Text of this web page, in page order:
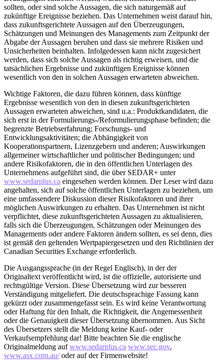
sollten, oder sind solche Aussagen, die sich naturgemäß auf
zukünftige Ereignisse beziehen. Das Unternehmen weist darauf hin,
dass zukunftsgerichtete Aussagen auf den Überzeugungen,
Schätzungen und Meinungen des Managements zum Zeitpunkt der
Abgabe der Aussagen beruhen und dass sie mehrere Risiken und
Unsicherheiten beinhalten. Infolgedessen kann nicht zugesichert
werden, dass sich solche Aussagen als richtig erweisen, und die
tatsächlichen Ergebnisse und zukünftigen Ereignisse können
wesentlich von den in solchen Aussagen erwarteten abweichen.
Wichtige Faktoren, die dazu führen können, dass künftige
Ergebnisse wesentlich von den in diesen zukunftsgerichteten
Aussagen erwarteten abweichen, sind u.a.: Produktkandidaten, die
sich erst in der Formulierungs-/Reformulierungsphase befinden; die
begrenzte Betriebserfahrung; Forschungs- und
Entwicklungsaktivitäten; die Abhängigkeit von
Kooperationspartnern, Lizenzgebern und anderen; Auswirkungen
allgemeiner wirtschaftlicher und politischer Bedingungen; und
andere Risikofaktoren, die in den öffentlichen Unterlagen des
Unternehmens aufgeführt sind, die über SEDAR+ unter
www.sedarplus.ca eingesehen werden können. Der Leser wird dazu
angehalten, sich auf solche öffentlichen Unterlagen zu beziehen, um
eine umfassendere Diskussion dieser Risikofaktoren und ihrer
möglichen Auswirkungen zu erhalten. Das Unternehmen ist nicht
verpflichtet, diese zukunftsgerichteten Aussagen zu aktualisieren,
falls sich die Überzeugungen, Schätzungen oder Meinungen des
Managements oder andere Faktoren ändern sollten, es sei denn, dies
ist gemäß den geltenden Wertpapiergesetzen und den Richtlinien der
Canadian Securities Exchange erforderlich.
Die Ausgangssprache (in der Regel Englisch), in der der
Originaltext veröffentlicht wird, ist die offizielle, autorisierte und
rechtsgültige Version. Diese Übersetzung wird zur besseren
Verständigung mitgeliefert. Die deutschsprachige Fassung kann
gekürzt oder zusammengefasst sein. Es wird keine Verantwortung
oder Haftung für den Inhalt, die Richtigkeit, die Angemessenheit
oder die Genauigkeit dieser Übersetzung übernommen. Aus Sicht
des Übersetzers stellt die Meldung keine Kauf- oder
Verkaufsempfehlung dar! Bitte beachten Sie die englische
Originalmeldung aufwww.sedarplus.ca www.sec.gov,
www.asx.com.au/oder auf der Firmenwebsite!